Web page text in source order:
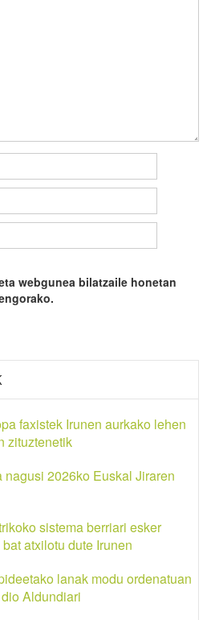
webgunea bilatzaile honetan
faxistek Irunen aurkako lehen
zituztenetik
nagusi 2026ko Euskal Jiraren
sistema berriari esker
atxilotu dute Irunen
lanak modu ordenatuan
Aldundiari